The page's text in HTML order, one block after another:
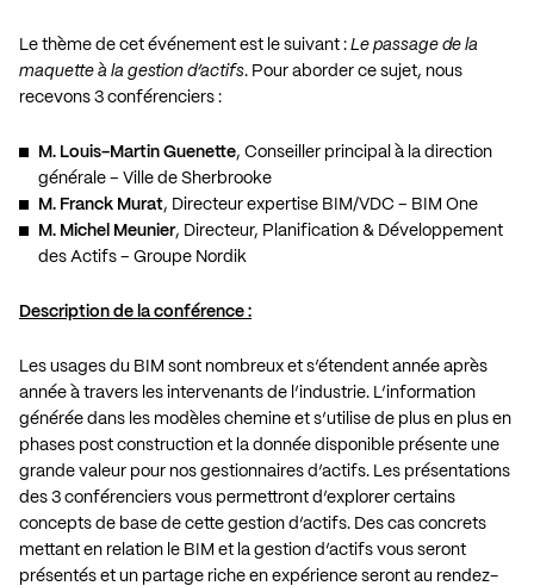
Le thème de cet événement est le suivant : Le passage de la
maquette à la gestion d’actifs. Pour aborder ce sujet, nous
recevons 3 conférenciers :
M. Louis-Martin Guenette, Conseiller principal à la direction
générale – Ville de Sherbrooke
M. Franck Murat, Directeur expertise BIM/VDC – BIM One
M. Michel Meunier, Directeur, Planification & Développement
des Actifs – Groupe Nordik
Description de la conférence :
Les usages du BIM sont nombreux et s’étendent année après
année à travers les intervenants de l’industrie. L’information
générée dans les modèles chemine et s’utilise de plus en plus en
phases post construction et la donnée disponible présente une
grande valeur pour nos gestionnaires d’actifs. Les présentations
des 3 conférenciers vous permettront d’explorer certains
concepts de base de cette gestion d’actifs. Des cas concrets
mettant en relation le BIM et la gestion d’actifs vous seront
présentés et un partage riche en expérience seront au rendez-